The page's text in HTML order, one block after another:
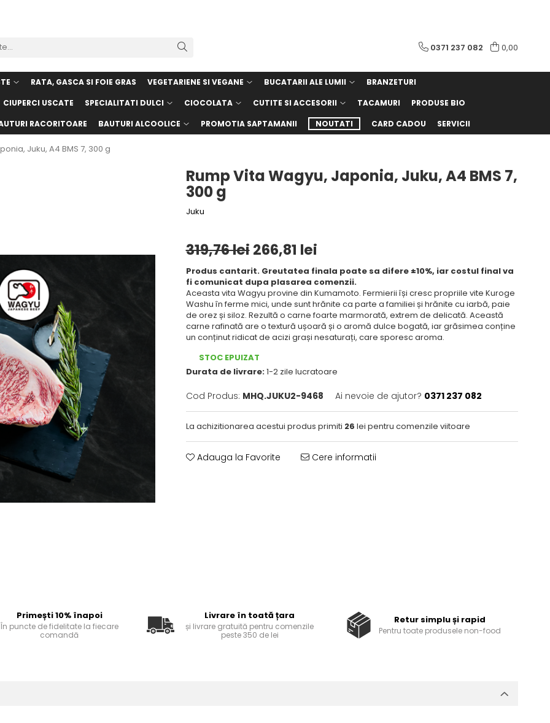
0371 237 082 0,00
RATA, GASCA SI FOIE GRAS VEGETARIENE SI VEGANE BUCATARII ALE LUMII
BRANZETURI
CIUPERCI USCATE SPECIALITATI DULCI CIOCOLATA CUTITE SI ACCESORII TACAMURI
PRODUSE BIO
RACORITOARE BAUTURI ALCOOLICE PROMOTIA SAPTAMANII NOUTATI CARD CADOU SERVICII
Juku, A4 BMS 7, 300 g
Rump Vita Wagyu, Japonia, Juku, A4 BMS 7,
300 g
Juku
319,76 lei 266,81 lei
Produs cantarit. Greutatea finala poate sa difere ±10%, iar costul final va
fi comunicat dupa plasarea comenzii.
Aceasta vita Wagyu provine din Kumamoto. Fermierii își cresc propriile vite Kuroge
Washu în ferme mici, unde sunt hrănite ca parte a familiei și hrănite cu iarbă, paie
de orez și siloz. Rezultă o carne foarte marmorată, extrem de delicată. Această
carne rafinată are o textură ușoară și o aromă dulce bogată, iar grăsimea conține
un conținut ridicat de acizi grași nesaturați, care sporesc aroma.
STOC EPUIZAT
Durata de livrare:1-2 zile lucratoare
Cod Produs: MHQ.JUKU2-9468 Ai nevoie de ajutor? 0371 237 082
La achizitionarea acestui produs primiti 26 lei pentru comenzile viitoare
Adauga la Favorite Cere informatii
Primești 10% înapoi
În puncte de fidelitate la fiecare
comandă
Livrare în toată țara
și livrare gratuită pentru comenzile
peste 350 de lei
Retur simplu și rapid
Pentru toate produsele non-food